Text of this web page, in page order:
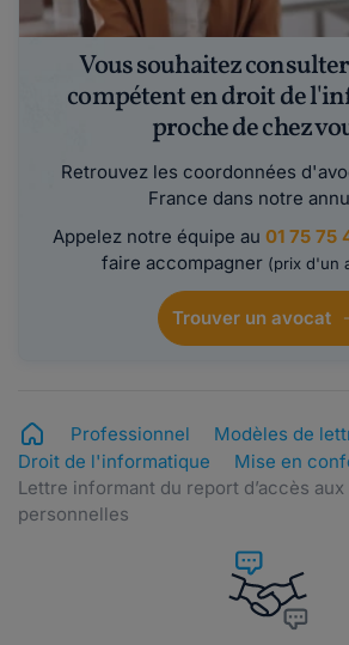
Vous souhaitez
compétent en droit de
proche de chez
Retrouvez les coordonnées
France dans notre
Appelez notre équipe au 01 75 75
faire accompagner (prix d'un
Trouver un avocat
Professionnel
Modèles de
Droit de l'informatique
Mise en
Lettre informant du report d’accès
personnelles